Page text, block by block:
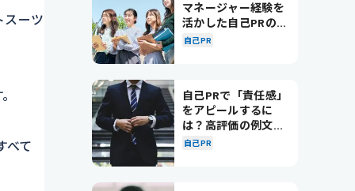
スーツ
べて
マネージャー経験を
活かした自己PRの書
き方を徹底解説！
自己PR
自己PRで「責任感」
をアピールするに
は？高評価の例文も
紹介！
自己PR